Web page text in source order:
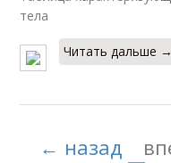
тела
Читать дальше →
← назад